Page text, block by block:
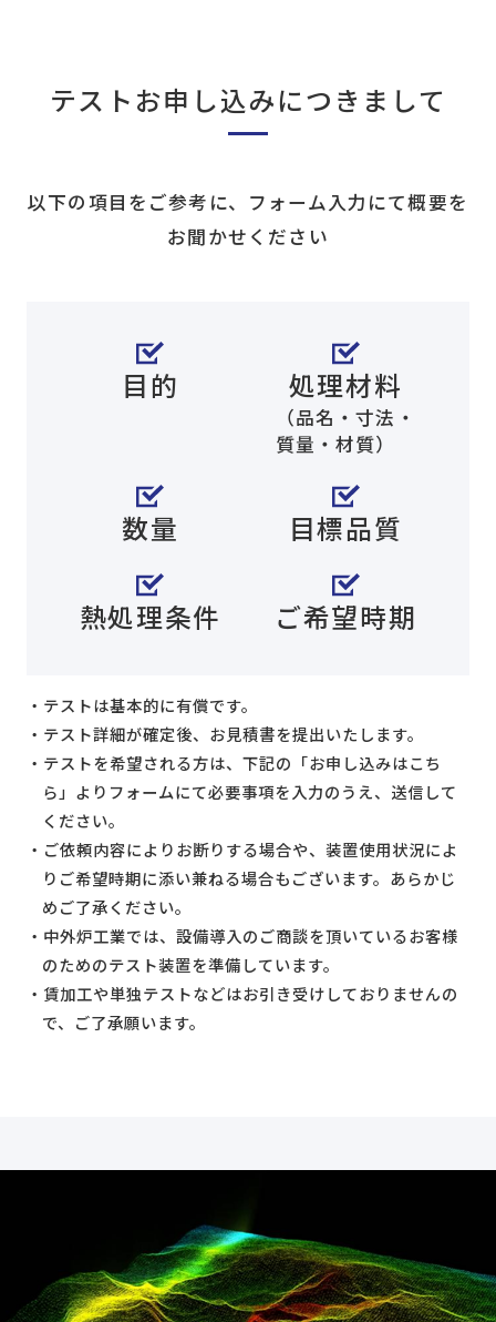
テストお申し込みにつきまして
以下の項目をご参考に、フォーム入力にて概要を
お聞かせください
目的 処理材料
（品名・寸法・
質量・材質）
数量 目標品質
熱処理条件 ご希望時期
テストは基本的に有償です。
テスト詳細が確定後、お見積書を提出いたします。
テストを希望される方は、下記の「お申し込みはこち
ら」よりフォームにて必要事項を入力のうえ、送信して
ください。
ご依頼内容によりお断りする場合や、装置使用状況によ
りご希望時期に添い兼ねる場合もございます。あらかじ
めご了承ください。
中外炉工業では、設備導入のご商談を頂いているお客様
のためのテスト装置を準備しています。
賃加工や単独テストなどはお引き受けしておりませんの
で、ご了承願います。